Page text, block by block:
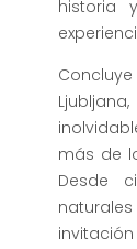
historia
más de
Desde